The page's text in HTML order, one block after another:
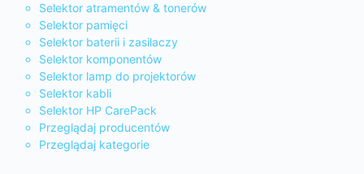
Selektor atramentów & tonerów
Selektor pamięci
Selektor baterii i zasilaczy
Selektor komponentów
Selektor lamp do projektorów
Selektor kabli
Selektor HP CarePack
Przeglądaj producentów
Przeglądaj kategorie